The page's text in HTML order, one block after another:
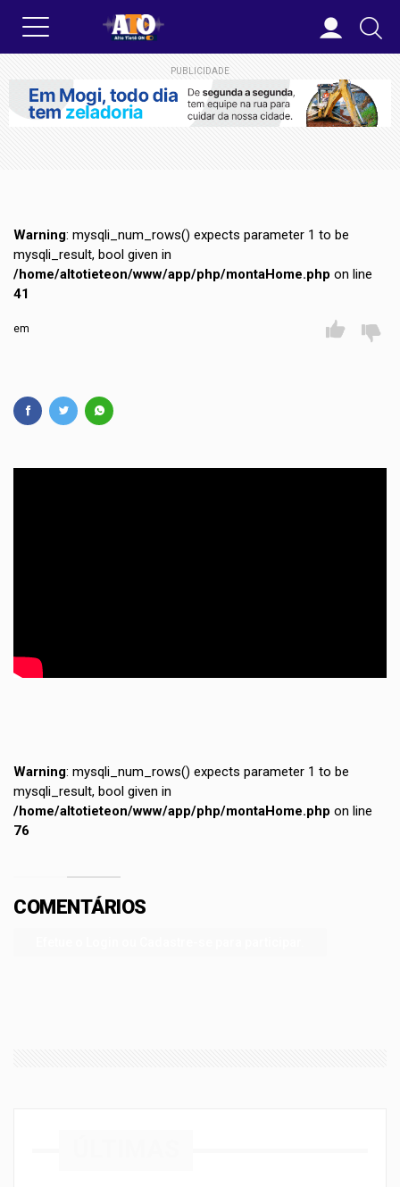
PUBLICIDADE
Warning: mysqli_num_rows() expects parameter 1 to be
mysqli_result, bool given in
/home/altotieteon/www/app/php/montaHome.php on line
41
em
Warning: mysqli_num_rows() expects parameter 1 to be
mysqli_result, bool given in
/home/altotieteon/www/app/php/montaHome.php on line
76
COMENTÁRIOS